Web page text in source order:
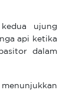
kedua ujung
api ketika
dalam